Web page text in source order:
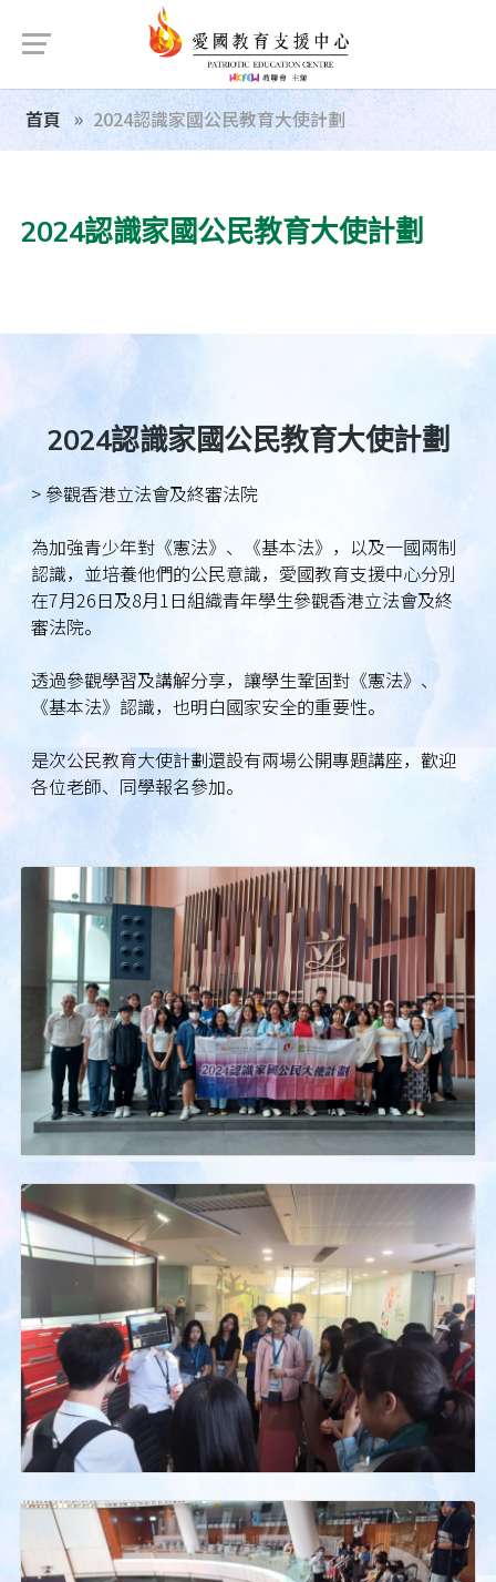
首頁 2024認識家國公民教育大使計劃
2024認識家國公民教育大使計劃
2024認識家國公民教育大使計劃
> 參觀香港立法會及終審法院
為加強青少年對《憲法》、《基本法》，以及一國兩制
認識，並培養他們的公民意識，愛國教育支援中心分別
在7月26日及8月1日組織青年學生參觀香港立法會及終
審法院。
透過參觀學習及講解分享，讓學生鞏固對《憲法》、
《基本法》認識，也明白國家安全的重要性。
是次公民教育大使計劃還設有兩場公開專題講座，歡迎
各位老師、同學報名參加。